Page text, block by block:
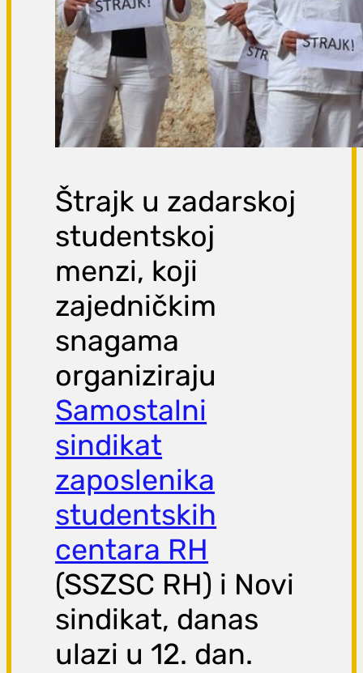
Štrajk u zadarskoj
studentskoj
menzi, koji
zajedničkim
snagama
organiziraju
Samostalni
sindikat
zaposlenika
studentskih
centara RH
(SSZSC RH) i Novi
sindikat, danas
ulazi u 12. dan.